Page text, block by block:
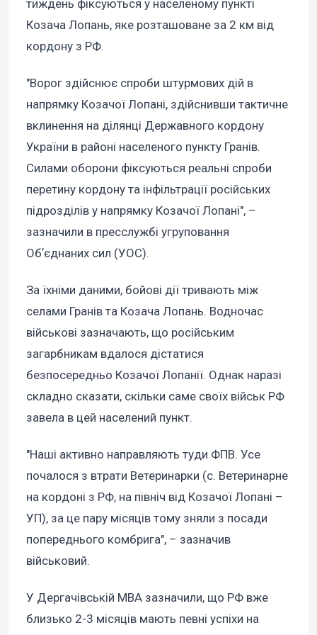
тиждень фіксуються у населеному пункті
Козача Лопань, яке розташоване за 2 км від
кордону з РФ.
"Ворог здійснює спроби штурмових дій в
напрямку Козачої Лопані, здійснивши тактичне
вклинення на ділянці Державного кордону
України в районі населеного пункту Гранів.
Силами оборони фіксуються реальні спроби
перетину кордону та інфільтрації російських
підрозділів у напрямку Козачої Лопані", –
зазначили в пресслужбі угруповання
Обʼєднаних сил (УОС).
За їхніми даними, бойові дії тривають між
селами Гранів та Козача Лопань. Водночас
військові зазначають, що російським
загарбникам вдалося дістатися
безпосередньо Козачої Лопанії. Однак наразі
складно сказати, скільки саме своїх військ РФ
завела в цей населений пункт.
"Наші активно направляють туди ФПВ. Усе
почалося з втрати Ветеринарки (с. Ветеринарне
на кордоні з РФ, на північ від Козачої Лопані –
УП), за це пару місяців тому зняли з посади
попереднього комбрига", – зазначив
військовий.
У Дергачівській МВА зазначили, що РФ вже
близько 2-3 місяців мають певні успіхи на